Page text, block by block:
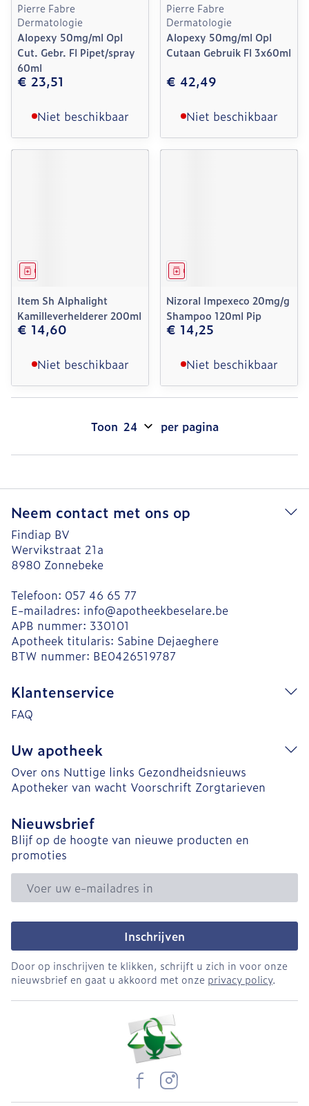
Pierre Fabre
Dermatologie
Alopexy 50mg/ml Opl
Cut. Gebr. Fl Pipet/spray
60ml
€ 23,51
Niet beschikbaar
Pierre Fabre
Dermatologie
Alopexy 50mg/ml Opl
Cutaan Gebruik Fl 3x60ml
€ 42,49
Niet beschikbaar
Geneesmiddel
Item Sh Alphalight
Kamilleverhelderer 200ml
€ 14,60
Niet beschikbaar
Geneesmiddel
Nizoral Impexeco 20mg/g
Shampoo 120ml Pip
€ 14,25
Niet beschikbaar
Toon per pagina
Neem contact met ons op
Findiap BV
Wervikstraat 21a
8980 Zonnebeke
Telefoon: 057 46 65 77
E-mailadres: info@apotheekbeselare.be
APB nummer: 330101
Apotheek titularis: Sabine Dejaeghere
BTW nummer: BE0426519787
Klantenservice
FAQ
Uw apotheek
Over ons Nuttige links Gezondheidsnieuws
Apotheker van wacht Voorschrift Zorgtarieven
Nieuwsbrief
Blijf op de hoogte van nieuwe producten en
promoties
E-mail adres
Inschrijven
Door op inschrijven te klikken, schrijft u zich in voor onze
nieuwsbrief en gaat u akkoord met onze privacy policy.